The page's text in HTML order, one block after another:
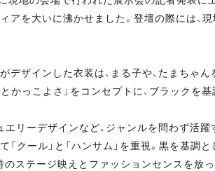
アを大いに沸かせました。登壇の際には、
デザインした衣装は、まる子や、たまちゃ
かっこよさ」をコンセプトに、ブラックを基
エリーデザインなど、ジャンルを問わず活
「クール」と「ハンサム」を重視。黒を基
のステージ映えとファッションセンスを放